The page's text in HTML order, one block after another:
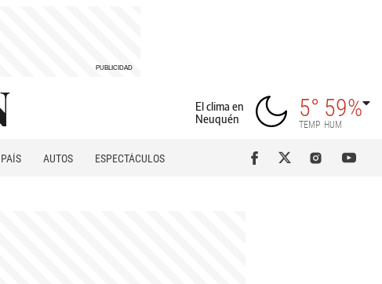
El clima en
Neuquén
5°
TEMP
59%
HUM
PAÍS AUTOS
ESPECTÁCULOS